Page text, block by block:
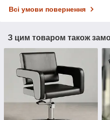
Всі умови повернення
З цим товаром також